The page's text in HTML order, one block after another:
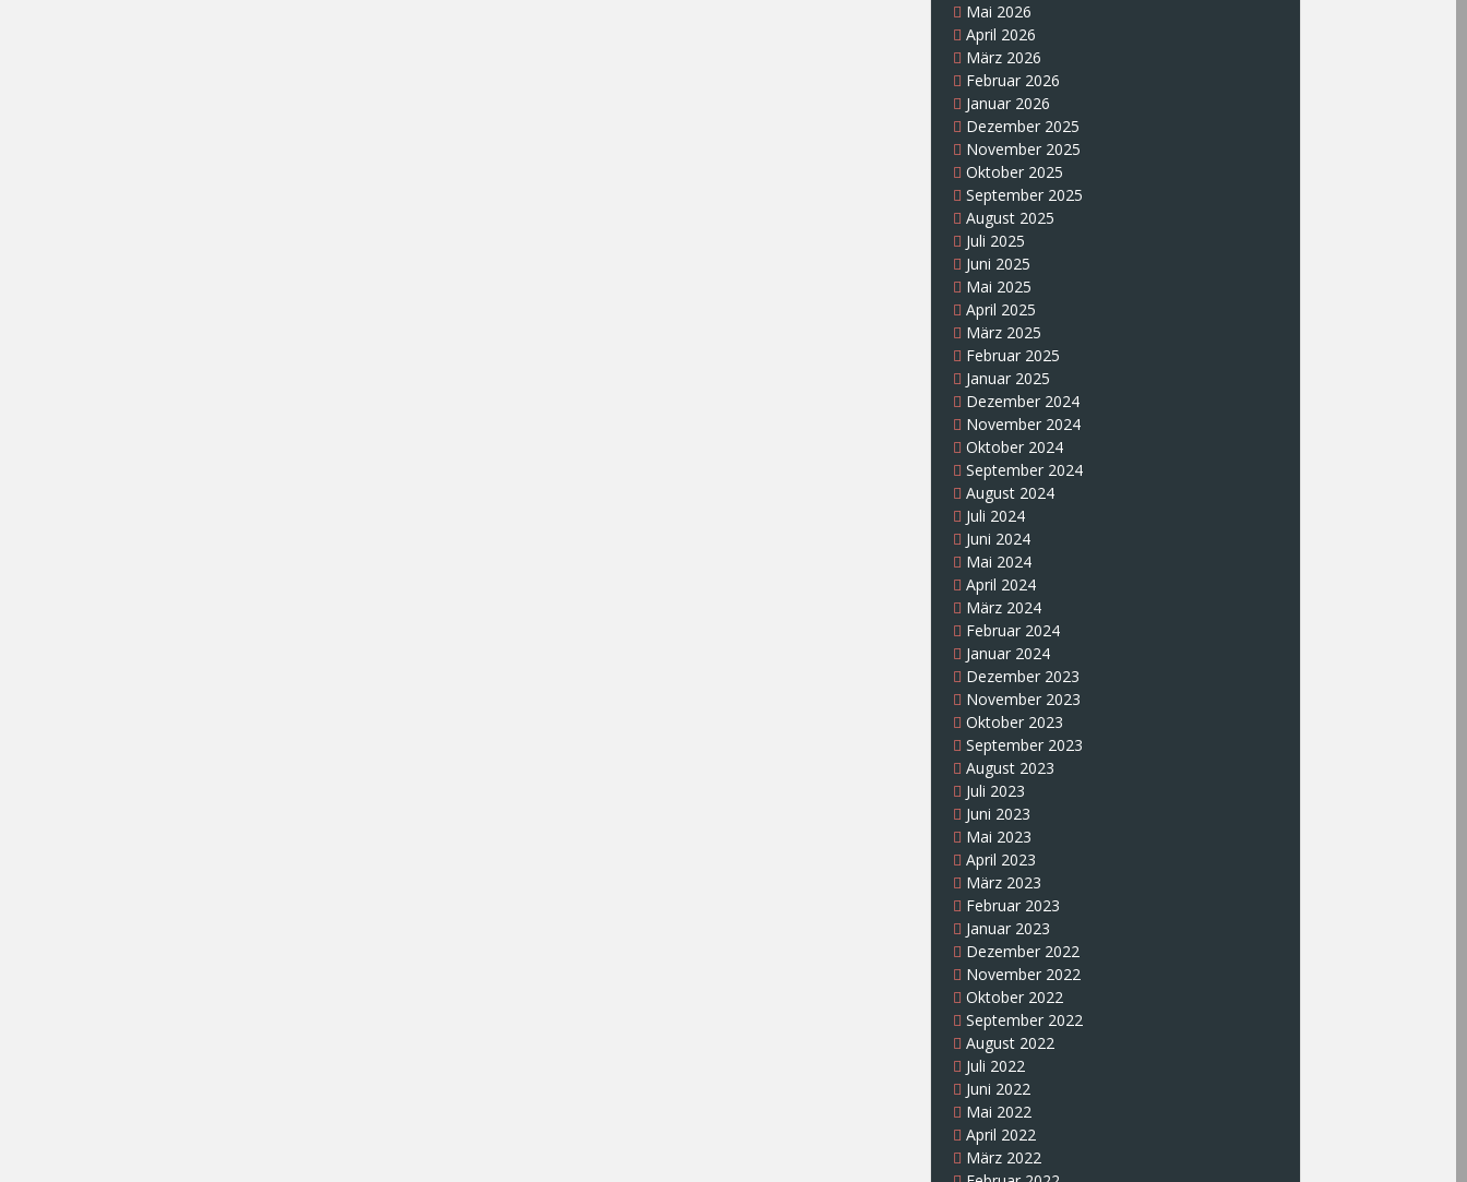
Mai 2026
April 2026
März 2026
Februar 2026
Januar 2026
Dezember 2025
November 2025
Oktober 2025
September 2025
August 2025
Juli 2025
Juni 2025
Mai 2025
April 2025
März 2025
Februar 2025
Januar 2025
Dezember 2024
November 2024
Oktober 2024
September 2024
August 2024
Juli 2024
Juni 2024
Mai 2024
April 2024
März 2024
Februar 2024
Januar 2024
Dezember 2023
November 2023
Oktober 2023
September 2023
August 2023
Juli 2023
Juni 2023
Mai 2023
April 2023
März 2023
Februar 2023
Januar 2023
Dezember 2022
November 2022
Oktober 2022
September 2022
August 2022
Juli 2022
Juni 2022
Mai 2022
April 2022
März 2022